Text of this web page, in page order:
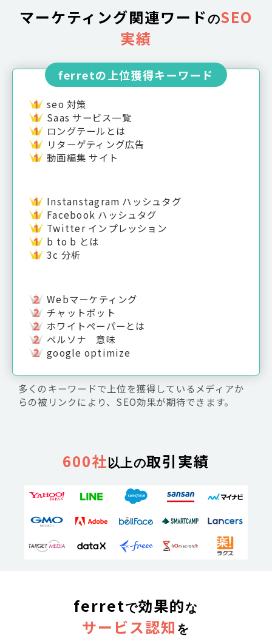
マーケティング関連ワードのSEO
実績
ferretの上位獲得キーワード
seo 対策
Saas サービス一覧
ロングテールとは
リターゲティング広告
動画編集 サイト
Instanstagram ハッシュタグ
Facebook ハッシュタグ
Twitter インプレッション
b to b とは
3c 分析
Webマーケティング
チャットボット
ホワイトペーパーとは
ペルソナ 意味
google optimize
多くのキーワードで上位を獲得しているメディアか
らの被リンクにより、SEO効果が期待できます。
600社 以上の取引実績
ferretで効果的な
サービス認知 を